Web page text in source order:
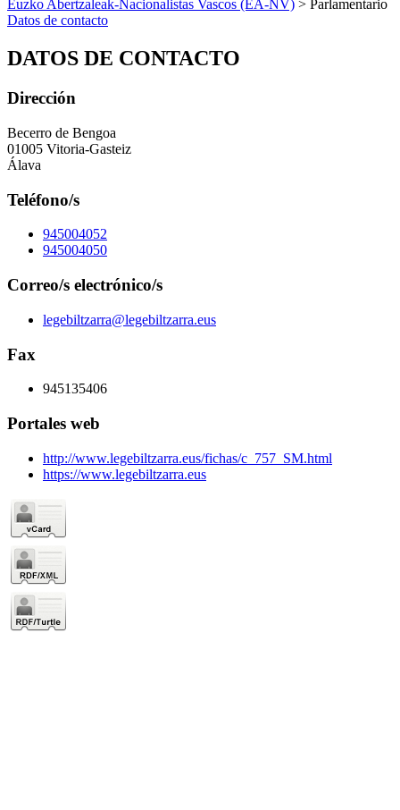
Euzko Abertzaleak-Nacionalistas Vascos (EA-NV) > Parlamentario
Datos de contacto
DATOS DE CONTACTO
Dirección
Becerro de Bengoa
01005 Vitoria-Gasteiz
Álava
Teléfono/s
945004052
945004050
Correo/s electrónico/s
legebiltzarra@legebiltzarra.eus
Fax
945135406
Portales web
http://www.legebiltzarra.eus/fichas/c_757_SM.html
https://www.legebiltzarra.eus